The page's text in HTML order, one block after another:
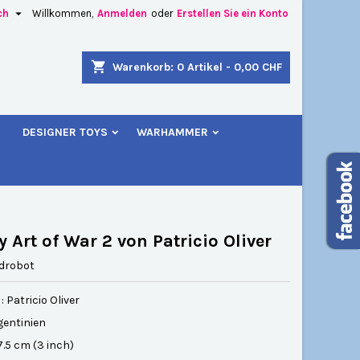
Willkommen, Anmelden oder Erstellen Sie ein Konto

shopping_cart Warenkorb: 0 Artikel - 0,00 CHF
DESIGNER TOYS WARHAMMER
Art of War 2 von Patricio Oliver
Patricio Oliver
cm (3 inch)